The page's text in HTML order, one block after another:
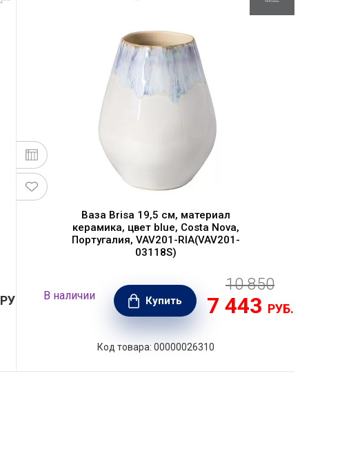
РУБ.
Ваза Brisa 19,5 см, материал
керамика, цвет blue, Costa Nova,
Португалия, VAV201-RIA(VAV201-
03118S)
В наличии Купить
10 850
7 443 РУБ.
Код товара: 00000026310